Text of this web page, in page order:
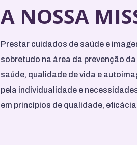
A NOSSA
Prestar cuidados de saúde e
sobretudo na área da prevenção
saúde, qualidade de vida e
pela individualidade e
em princípios de qualidade,